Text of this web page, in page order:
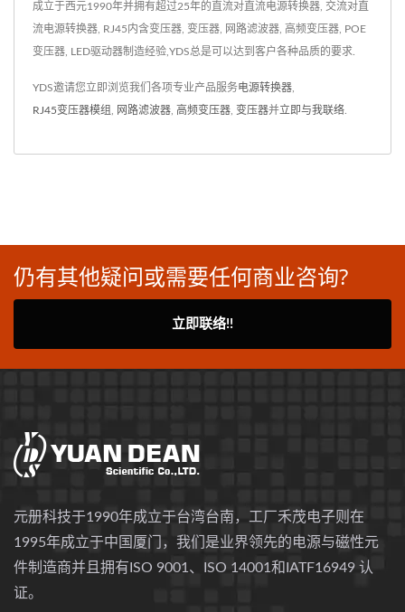
成立于西元1990年并拥有超过25年的直流对直流电源转换器, 交流对直
流电源转换器, RJ45内含变压器, 变压器, 网路滤波器, 高频变压器, POE
变压器, LED驱动器制造经验,YDS总是可以达到客户各种品质的要求.
YDS邀请您立即浏览我们各项专业产品服务电源转换器
RJ45变压器模组 网路滤波器 高频变压器 变压器并立即与我联络
仍有其他疑问或需要任何商业咨询?
立即联络!!
元册科技于1990年成立于台湾台南，工厂禾茂电子则在
1995年成立于中国厦门，我们是业界领先的电源与磁性元
件制造商并且拥有ISO 9001、ISO 14001和IATF16949 认
证。